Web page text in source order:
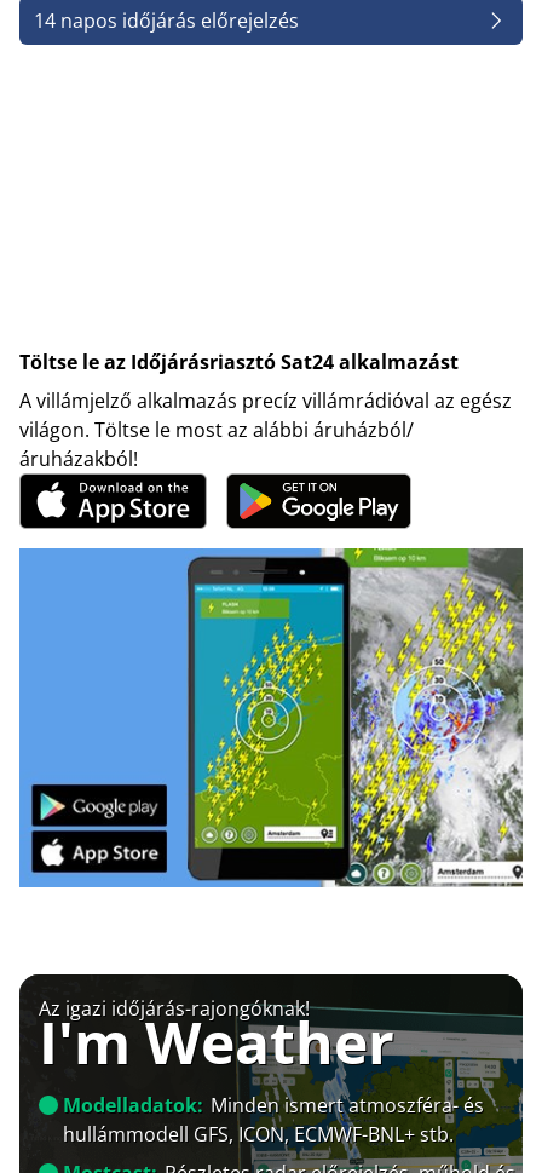
14 napos időjárás előrejelzés
Töltse le az Időjárásriasztó Sat24 alkalmazást
A villámjelző alkalmazás precíz villámrádióval az egész
világon. Töltse le most az alábbi áruházból/
áruházakból!
Az igazi időjárás-rajongóknak!
I'm Weather
Modelladatok: Minden ismert atmoszféra- és
hullámmodell GFS, ICON, ECMWF-BNL+ stb.